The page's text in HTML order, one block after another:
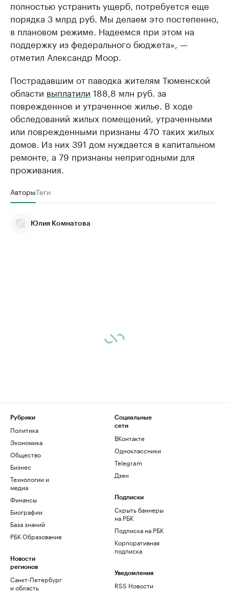
полностью устранить ущерб, потребуется еще
порядка 3 млрд руб. Мы делаем это постепенно,
в плановом режиме. Надеемся при этом на
поддержку из федерального бюджета», —
отметил Александр Моор.
Пострадавшим от паводка жителям Тюменской
области выплатили 188,8 млн руб. за
поврежденное и утраченное жилье. В ходе
обследований жилых помещений, утраченными
или поврежденными признаны 470 таких жилых
домов. Из них 391 дом нуждается в капитальном
ремонте, а 79 признаны непригодными для
проживания.
АвторыТеги
Юлия Комнатова
Рубрики
Политика
Экономика
Общество
Бизнес
Технологии и
медиа
Финансы
Биографии
База знаний
РБК Образование
Новости
регионов
Санкт-Петербург
и область
Социальные
сети
ВКонтакте
Одноклассники
Telegram
Дзен
Подписки
Скрыть баннеры
на РБК
Подписка на РБК
Корпоративная
подписка
Уведомления
RSS Новости